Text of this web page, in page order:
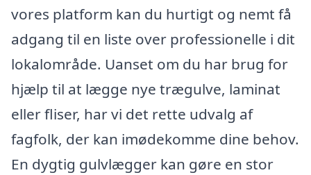
vores platform kan du hurtigt og nemt få
adgang til en liste over professionelle i dit
lokalområde. Uanset om du har brug for
hjælp til at lægge nye trægulve, laminat
eller fliser, har vi det rette udvalg af
fagfolk, der kan imødekomme dine behov.
En dygtig gulvlægger kan gøre en stor